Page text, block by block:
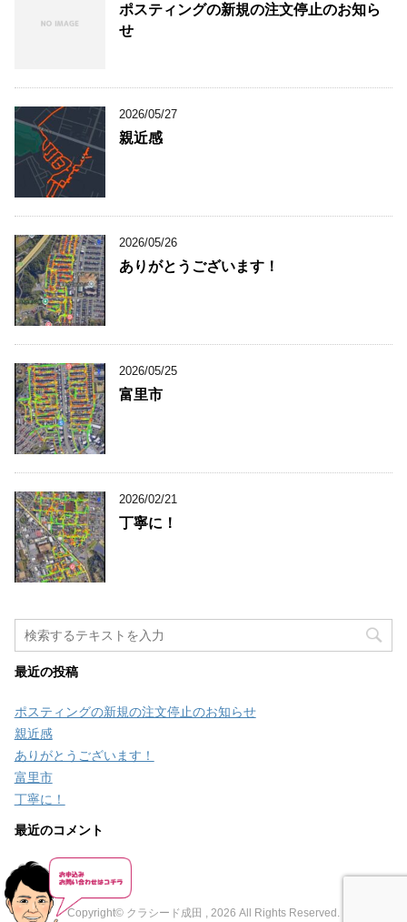
ポスティングの新規の注文停止のお知ら
せ
2026/05/27
親近感
2026/05/26
ありがとうございます！
2026/05/25
富里市
2026/02/21
丁寧に！
最近の投稿
ポスティングの新規の注文停止のお知らせ
親近感
ありがとうございます！
富里市
丁寧に！
最近のコメント
Copyright© クラシード成田 , 2026 All Rights Reserved.